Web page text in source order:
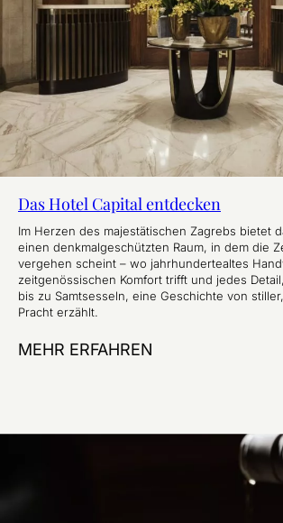
Das Hotel Capital entdecken
Im Herzen des majestätischen Zagrebs bietet
einen denkmalgeschützten Raum, in dem die
vergehen scheint – wo jahrhundertealtes
zeitgenössischen Komfort trifft und jedes
bis zu Samtsesseln, eine Geschichte von
Pracht erzählt.
MEHR ERFAHREN